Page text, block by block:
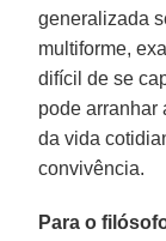
generalizada
multiforme,
difícil de se
pode arranhar
da vida
convivência.
Para o